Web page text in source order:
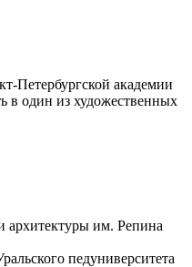
Петербургской академии
в один из художественных
архитектуры им. Репина
педуниверситета